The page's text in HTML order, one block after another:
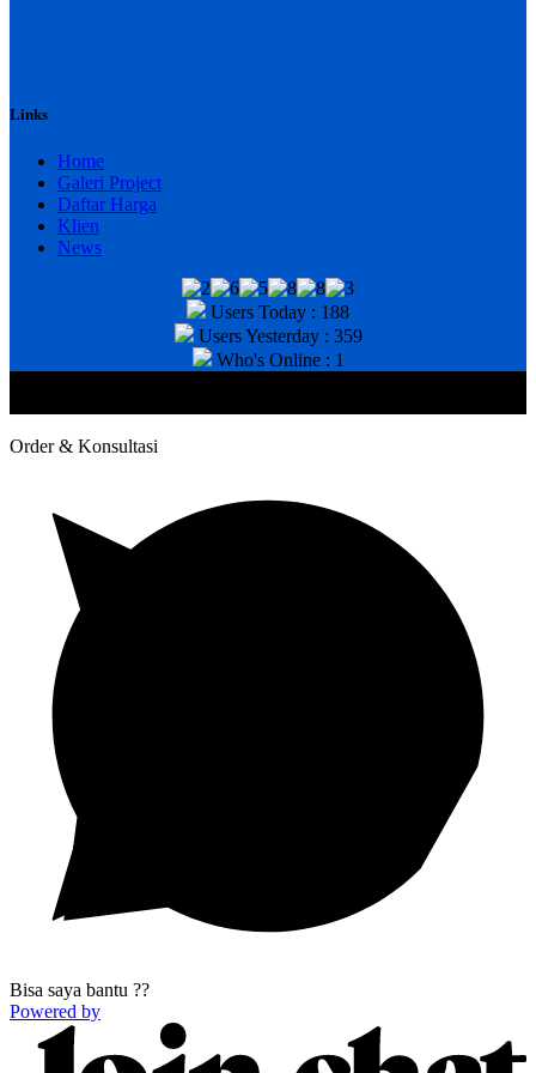
Links
Home
Galeri Project
Daftar Harga
Klien
News
Users Today : 188
Users Yesterday : 359
Who's Online : 1
Order & Konsultasi
Bisa saya bantu ??
Powered by